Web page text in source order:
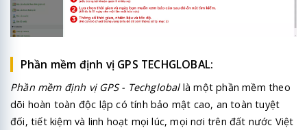
Phần mềm định vị GPS TECHGLOBAL:
Phần mềm định vị GPS - Techgloballà một phần mềm theo
dõi hoàn toàn độc lập có tính bảo mật cao, an toàn tuyệt
đối, tiết kiệm và linh hoạt mọi lúc, mọi nơi trên đất nước Việt